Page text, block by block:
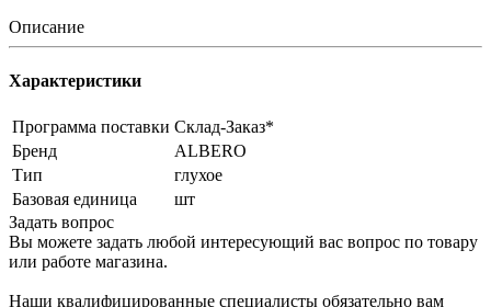
Описание
Характеристики
Программа поставки Склад-Заказ*
Бренд
ALBERO
Тип
глухое
Базовая единица
шт
Задать вопрос
Вы можете задать любой интересующий вас вопрос по товару
или работе магазина.
Наши квалифицированные специалисты обязательно вам